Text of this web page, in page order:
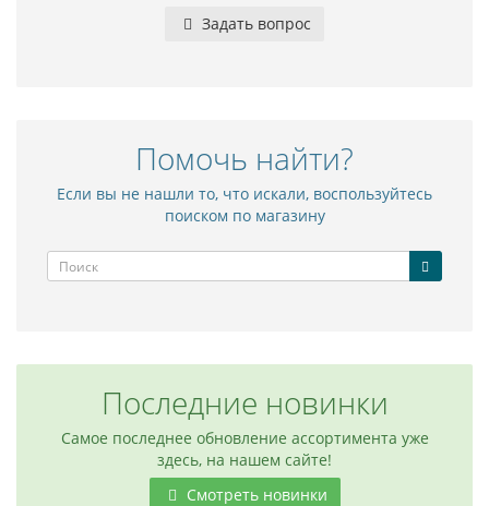
Задать вопрос
Помочь найти?
Если вы не нашли то, что искали, воспользуйтесь
поиском по магазину
Последние новинки
Самое последнее обновление ассортимента уже
здесь, на нашем сайте!
Смотреть новинки